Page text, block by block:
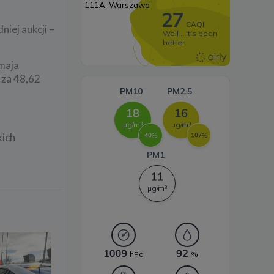
aukcji –
48,62
Systemy magazynowania